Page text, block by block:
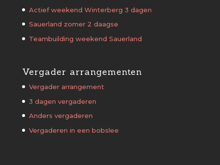
Actief weekend Winterberg 3 dagen
Sauerland zomer 2 daagse
Teambuilding weekend Sauerland
Vergader arrangementen
Vergader arrangement
3 dagen vergaderen
Anders vergaderen
Vergaderen in een bobslee